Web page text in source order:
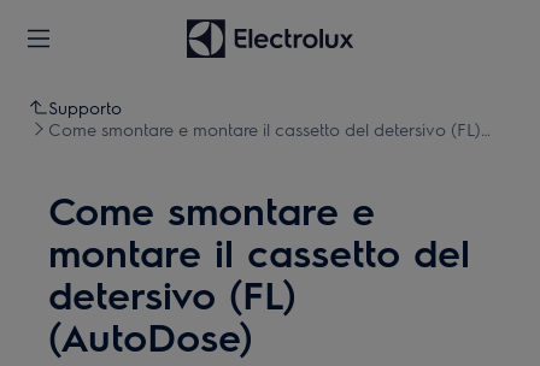
Supporto
Come smontare e montare il cassetto del detersivo (FL)
Come smontare e
montare il cassetto del
detersivo (FL)
(AutoDose)